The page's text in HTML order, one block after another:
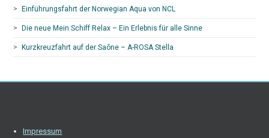
Einführungsfahrt der Norwegian Aqua von NCL
Die neue Mein Schiff Relax – Ein Erlebnis für alle Sinne
Kurzkreuzfahrt auf der Saône – A-ROSA Stella
Impressum